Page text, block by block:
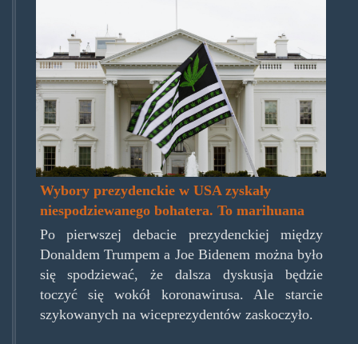
activist-
legalisation-
white-
house-
washington-
dc-
1.jpg
Wybory prezydenckie w USA zyskały
niespodziewanego bohatera. To marihuana
Po pierwszej debacie prezydenckiej między
Donaldem Trumpem a Joe Bidenem można było
się spodziewać, że dalsza dyskusja będzie
toczyć się wokół koronawirusa. Ale starcie
szykowanych na wiceprezydentów zaskoczyło.